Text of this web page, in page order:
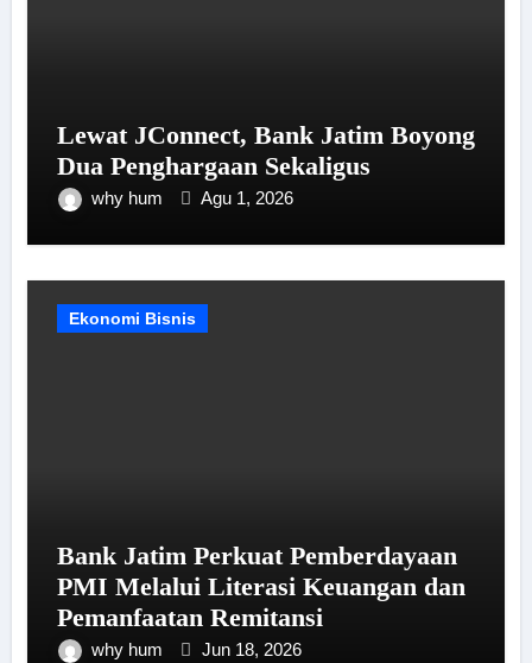
Lewat JConnect, Bank Jatim Boyong
Dua Penghargaan Sekaligus
why hum Agu 1, 2026
Ekonomi Bisnis
Bank Jatim Perkuat Pemberdayaan
PMI Melalui Literasi Keuangan dan
Pemanfaatan Remitansi
why hum Jun 18, 2026